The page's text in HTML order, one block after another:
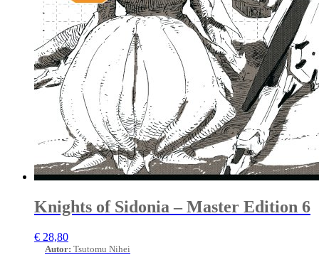
Knights of Sidonia – Master Edition 6
€ 28,80
Autor: Tsutomu Nihei